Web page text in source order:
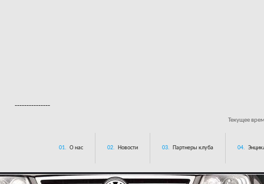
---------------
Текущее
01. О нас 02. Новости 03. Партнеры клуба 04.